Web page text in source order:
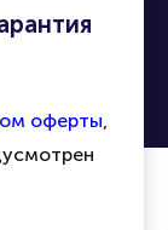
оферты,